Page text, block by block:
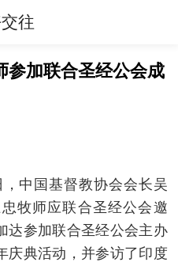
往
参加联合圣经公会成
，中国基督教协会会长吴
牧师应联合圣经公会邀
达参加联合圣经公会主办
庆典活动，并参访了印度